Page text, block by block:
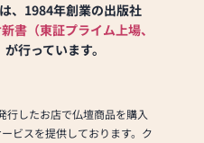
、1984年創業の出版社
書（東証プライム上場、
が行っています。
行したお店で仏壇商品を購入
ビスを提供しております。ク